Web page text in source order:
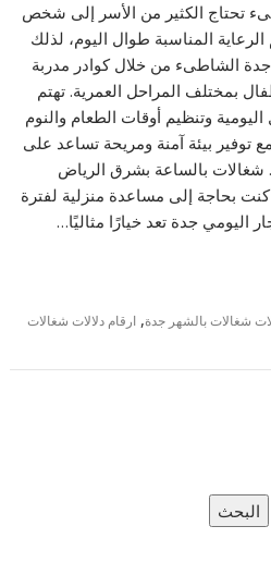
تحتاج الكثير من الأسر إلى شخص
المناسبة طوال اليوم، لذلك
الشاطىء من خلال كوادر مدربة
بمختلف المراحل العمرية. تهتم
وتنظيم أوقات الطعام والنوم
مع توفير بيئة آمنة ومريحة تساعد على
بالساعة بشرق الرياض
كنت بحاجة إلى مساعدة منزلية لفترة
اليومي جدة تعد خيارًا مثاليًا…
شغالات بالشهر جدة,ارقام دلالات شغالات
البحث